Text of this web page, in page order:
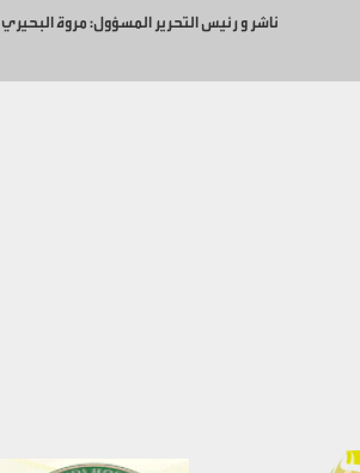
ناشر و رئيس التحرير المسؤول: مروة البحيري